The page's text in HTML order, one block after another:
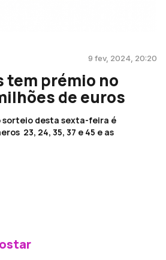
9 fev, 2024, 20:20
tem prémio no
de euros
sorteio desta sexta-feira é
23, 24, 35, 37 e 45 e as